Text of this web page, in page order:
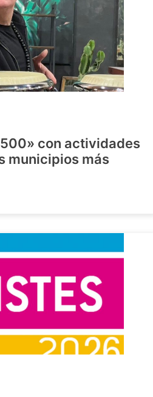
con actividades
municipios más